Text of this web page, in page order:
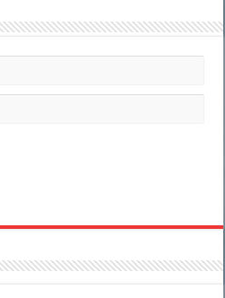
กำปั้น
และ
DD+
[บรรยาย:
Master